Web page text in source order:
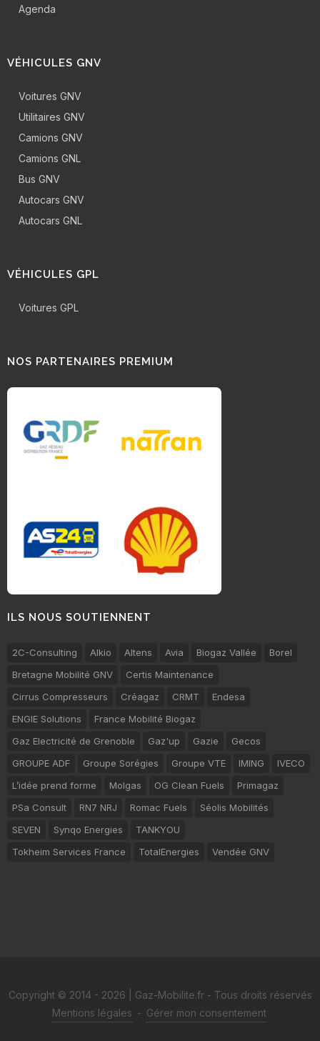
Agenda
VÉHICULES GNV
Voitures GNV
Utilitaires GNV
Camions GNV
Camions GNL
Bus GNV
Autocars GNV
Autocars GNL
VÉHICULES GPL
Voitures GPL
NOS PARTENAIRES PREMIUM
ILS NOUS SOUTIENNENT
2C-Consulting Alkio Altens Avia Biogaz Vallée
Borel
Bretagne Mobilité GNV
Certis Maintenance
Cirrus Compresseurs
Créagaz CRMT
Endesa
ENGIE Solutions
France Mobilité Biogaz
Gaz Electricité de Grenoble
Gaz'up Gazie
Gecos
GROUPE ADF
Groupe Sorégies Groupe VTE IMING
IVECO
L’idée prend forme
Molgas OG Clean Fuels
Primagaz
PSa Consult
RN7 NRJ Romac Fuels
Séolis Mobilités
SEVEN
Synqo Energies
TANKYOU
Tokheim Services France
TotalEnergies Vendée GNV
Copyright © 2014 - 2026 | Gaz-Mobilite.fr - Tous droits réservés
Mentions légales - Gérer mon consentement